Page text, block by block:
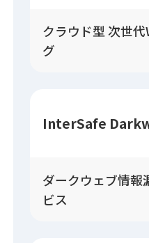
クラウド型 次世
グ
InterSafe
ダークウェブ情報
ビス